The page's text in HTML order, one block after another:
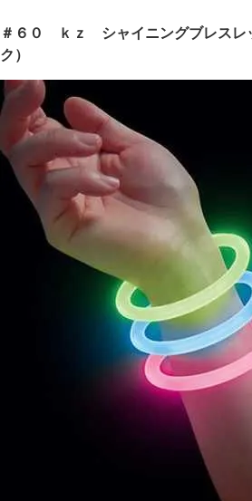
＃６０ ｋｚ シャイニングブレスレ
ク）